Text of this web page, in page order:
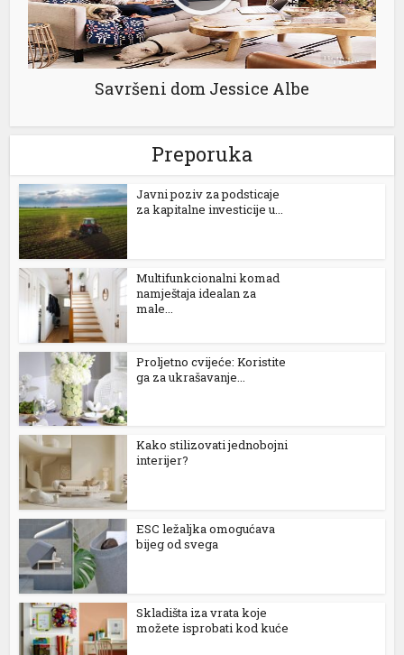
Savršeni dom Jessice Albe
Preporuka
Јavni poziv za podsticaje
za kapitalne investicije u...
Multifunkcionalni komad
namještaja idealan za
male...
Proljetno cvijeće: Koristite
ga za ukrašavanje...
Kako stilizovati jednobojni
interijer?
ESC ležaljka omogućava
bijeg od svega
Skladišta iza vrata koje
možete isprobati kod kuće